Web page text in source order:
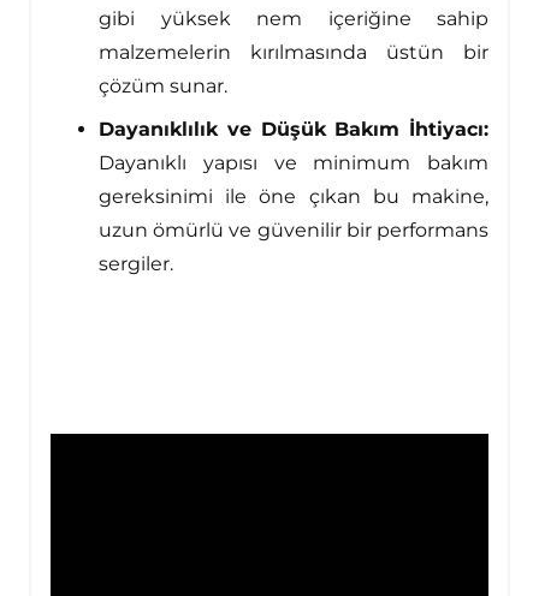
gibi yüksek nem içeriğine sahip
malzemelerin kırılmasında üstün bir
çözüm sunar.
Dayanıklılık ve Düşük Bakım İhtiyacı:
Dayanıklı yapısı ve minimum bakım
gereksinimi ile öne çıkan bu makine,
uzun ömürlü ve güvenilir bir performans
sergiler.